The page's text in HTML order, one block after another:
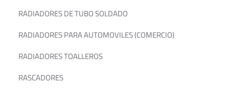
RADIADORES DE TUBO SOLDADO
RADIADORES PARA AUTOMOVILES (COMERCIO)
RADIADORES TOALLEROS
RASCADORES